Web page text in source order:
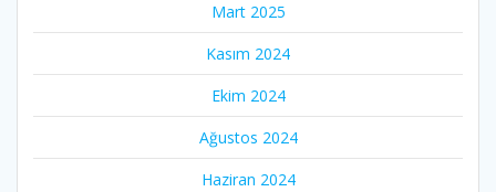
Mart 2025
Kasım 2024
Ekim 2024
Ağustos 2024
Haziran 2024